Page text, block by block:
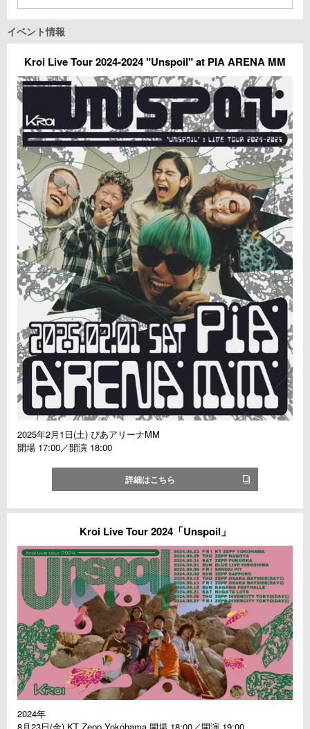
イベント情報
Kroi Live Tour 2024-2024 "Unspoil" at PIA ARENA MM
2025年2月1日(土) ぴあアリーナMM
開場 17:00／開演 18:00
詳細はこちら
Kroi Live Tour 2024「Unspoil」
2024年